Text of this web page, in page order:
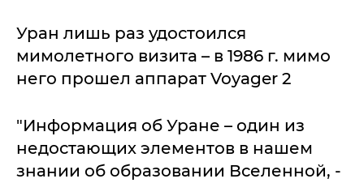
Уран лишь раз удостоился
мимолетного визита – в 1986 г. мимо
него прошел аппарат Voyager 2
"Информация об Уране – один из
недостающих элементов в нашем
знании об образовании Вселенной, -